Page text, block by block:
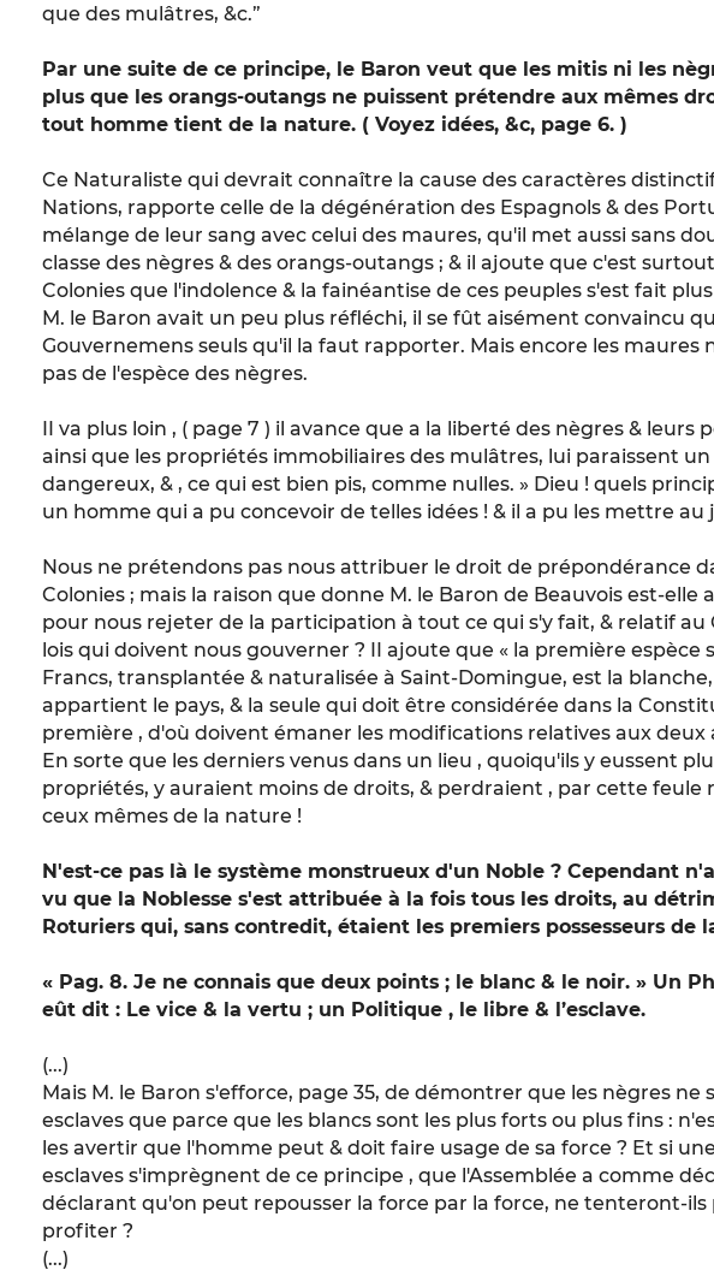
que des mulâtres, &c.”
Par une suite de ce principe, le Baron veut que les mitis ni les
plus que les orangs-outangs ne puissent prétendre aux mêmes
tout homme tient de la nature. ( Voyez idées, &c, page 6. )
Ce Naturaliste qui devrait connaître la cause des caractères
Nations, rapporte celle de la dégénération des Espagnols & des
mélange de leur sang avec celui des maures, qu'il met aussi sans
classe des nègres & des orangs-outangs ; & il ajoute que c'est
Colonies que l'indolence & la fainéantise de ces peuples s'est fait
M. le Baron avait un peu plus réfléchi, il se fût aisément convaincu
Gouvernemens seuls qu'il la faut rapporter. Mais encore les maures
pas de l'espèce des nègres.
II va plus loin , ( page 7 ) il avance que a la liberté des nègres & leurs
ainsi que les propriétés immobiliaires des mulâtres, lui paraissent
dangereux, & , ce qui est bien pis, comme nulles. » Dieu ! quels
un homme qui a pu concevoir de telles idées ! & il a pu les mettre au
Nous ne prétendons pas nous attribuer le droit de prépondérance
Colonies ; mais la raison que donne M. le Baron de Beauvois est-elle
pour nous rejeter de la participation à tout ce qui s'y fait, & relatif au
lois qui doivent nous gouverner ? II ajoute que « la première espèce
Francs, transplantée & naturalisée à Saint-Domingue, est la
appartient le pays, & la seule qui doit être considérée dans la
première , d'où doivent émaner les modifications relatives aux deux
En sorte que les derniers venus dans un lieu , quoiqu'ils y eussent
propriétés, y auraient moins de droits, & perdraient , par cette feule
ceux mêmes de la nature !
N'est-ce pas là le système monstrueux d'un Noble ? Cependant
vu que la Noblesse s'est attribuée à la fois tous les droits, au
Roturiers qui, sans contredit, étaient les premiers possesseurs de
« Pag. 8. Je ne connais que deux points ; le blanc & le noir. » Un
eût dit : Le vice & la vertu ; un Politique , le libre & l’esclave.
(...)
Mais M. le Baron s'efforce, page 35, de démontrer que les nègres ne
esclaves que parce que les blancs sont les plus forts ou plus fins :
les avertir que l'homme peut & doit faire usage de sa force ? Et si
esclaves s'imprègnent de ce principe , que l'Assemblée a comme
déclarant qu'on peut repousser la force par la force, ne tenteront-ils
profiter ?
(...)